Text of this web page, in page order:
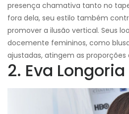
presença chamativa tanto no
fora dela, seu estilo também
promover a ilusão vertical. Seus
docemente femininos, como
ajustadas, atingem as proporções
2. Eva Longoria